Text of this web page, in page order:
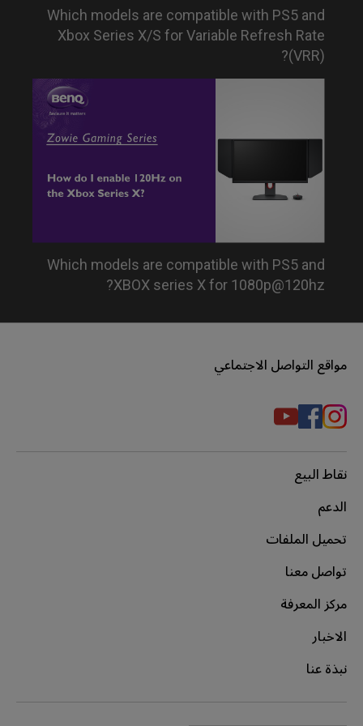
Which models are compatible with PS5 and
Xbox Series X/S for Variable Refresh Rate
(VRR)?
Which models are compatible with PS5 and
XBOX series X for 1080p@120hz?
مواقع التواصل الاجتماعي
نقاط البيع
الدعم
تحميل الملفات
تواصل معنا
مركز المعرفة
الاخبار
نبذة عنا